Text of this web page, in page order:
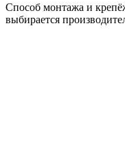
Способ монтажа и
выбирается